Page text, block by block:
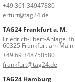
+49 361 34947880
erfurt@tag24.de
TAG24 Frankfurt a. M.
Friedrich-Ebert-Anlage 36
60325 Frankfurt am Main
+49 69 348750580
frankfurt@tag24.de
TAG24 Hamburg